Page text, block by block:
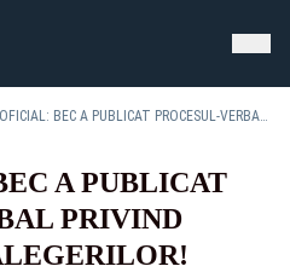
ESTE OFICIAL: BEC A PUBLICAT PROCESUL-VERBAL PRIVIND REZULTATELE ALEGERILOR! NICUȘOR DAN A CÂȘTIGAT TURUL DOI
A PUBLICAT
PRIVIND